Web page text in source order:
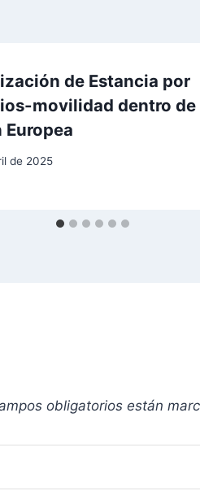
de Estancia por
movilidad dentro de
Europea
de 2025
obligatorios están